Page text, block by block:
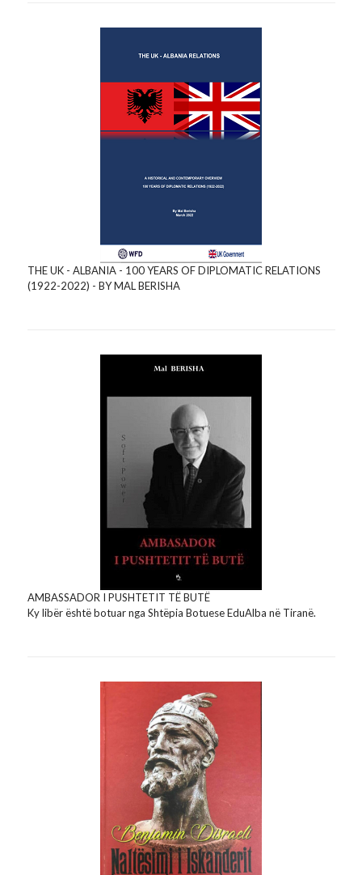
THE UK - ALBANIA - 100 YEARS OF DIPLOMATIC RELATIONS
(1922-2022) - BY MAL BERISHA
AMBASSADOR I PUSHTETIT TË BUTË
Ky libër është botuar nga Shtëpia Botuese EduAlba në Tiranë.